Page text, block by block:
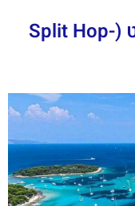
אוטובוס התיירים של ספליט (Split Hop-